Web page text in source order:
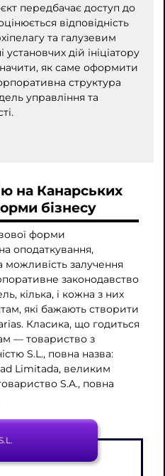
передбачає доступ до
відповідність
та галузевим
установчих дій ініціатору
як саме оформити
структура
управління та
на Канарських
бізнесу
форми
оподаткування,
можливість залучення
законодавство
кілька, і кожна з них
які бажають створити
Класика, що годиться
— товариство з
S.L., повна назва:
Limitada, великим
S.A., повна